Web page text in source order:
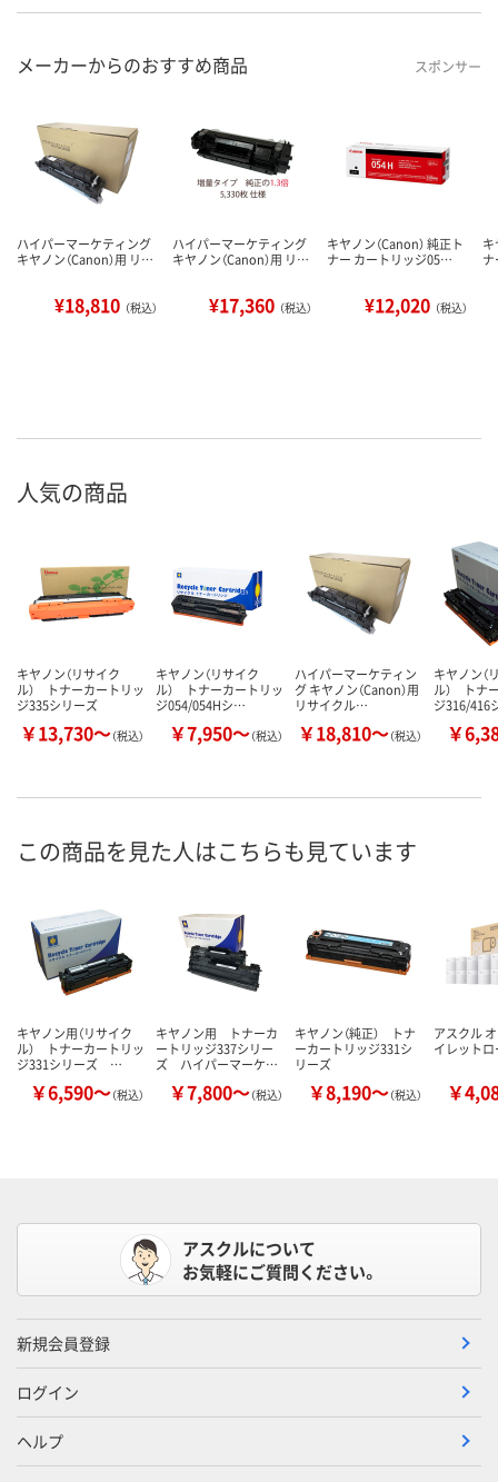
メーカーからのおすすめ商品 スポンサー
ハイパーマーケティング
キヤノン（Canon）用 リ…
¥18,810 （税込）
ハイパーマーケティング
キヤノン（Canon）用 リ…
¥17,360 （税込）
キヤノン（Canon） 純正ト
ナー カートリッジ05…
¥12,020 （税込）
キ
人気の商品
キヤノン（リサイク
ル） トナーカートリッ
ジ335シリーズ
￥13,730～（税込）
キヤノン（リサイク
ル） トナーカートリッ
ジ054/054Hシ…
￥7,950～（税込）
ハイパーマーケティン
グ キヤノン（Canon）用
リサイクル…
￥18,810～（税込）
キヤノン（
ル） トナ
ジ316/416
￥
この商品を見た人はこちらも見ています
キヤノン用（リサイク
ル） トナーカートリッ
ジ331シリーズ …
￥6,590～（税込）
キヤノン用 トナーカ
ートリッジ337シリー
ズ ハイパーマーケ…
￥7,800～（税込）
キヤノン（純正） トナ
ーカートリッジ331シ
リーズ
￥8,190～（税込）
アスクル
イレット
￥
アスクルについて
お気軽にご質問ください。
新規会員登録
ログイン
ヘルプ